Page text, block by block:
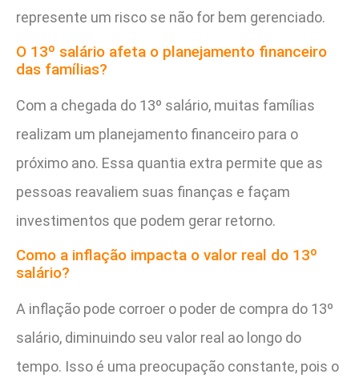
represente um risco se não for bem gerenciado.
O 13º salário afeta o planejamento financeiro
das famílias?
Com a chegada do 13º salário, muitas famílias
realizam um planejamento financeiro para o
próximo ano. Essa quantia extra permite que as
pessoas reavaliem suas finanças e façam
investimentos que podem gerar retorno.
Como a inflação impacta o valor real do 13º
salário?
A inflação pode corroer o poder de compra do 13º
salário, diminuindo seu valor real ao longo do
tempo. Isso é uma preocupação constante, pois o